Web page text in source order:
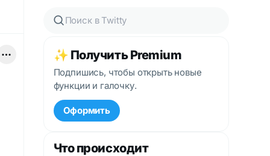
✨ Получить Premium
Подпишись, чтобы открыть новые
функции и галочку.
Оформить
Что происходит